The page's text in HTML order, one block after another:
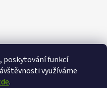
poskytování funkcí
využíváme
. audio na Instagramu